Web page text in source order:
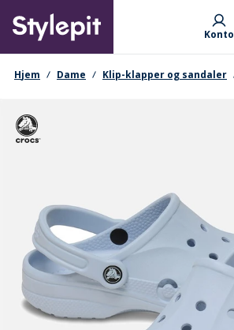
main
content
Primary departments
Konto
navigationssti
Hjem Dame Klip-klapper og sandaler